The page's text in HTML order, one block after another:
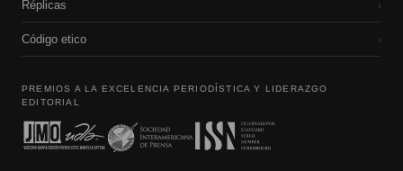
Réplicas ›
Código etico ›
PREMIOS A LA EXCELENCIA PERIODÍSTICA Y LIDERAZGO
EDITORIAL